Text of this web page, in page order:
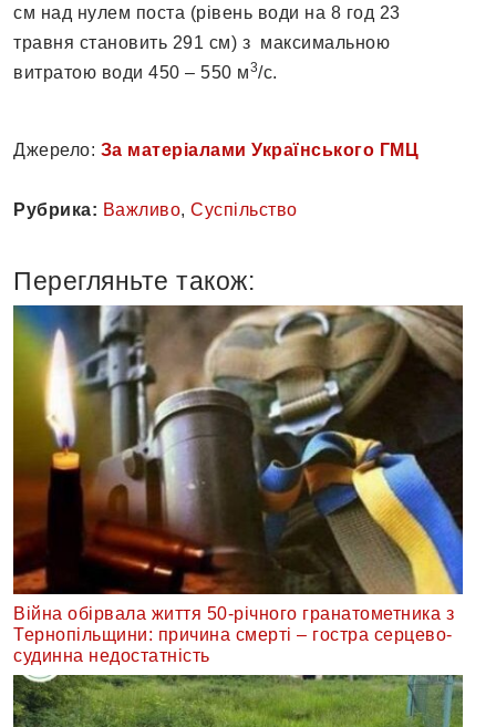
см над нулем поста (рiвень води на 8 год 23
травня становить 291 см) з максимальною
витратою води 450 – 550 м3/с.
Джерело: За матеріалами Українського ГМЦ
Рубрика: Важливо, Суспільство
Перегляньте також:
Війна обірвала життя 50-річного гранатометника з
Тернопільщини: причина смерті – гостра серцево-
судинна недостатність